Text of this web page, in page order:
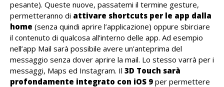
pesante). Queste nuove, passatemi il termine gesture,
permetteranno di attivare shortcuts per le app dalla
home (senza quindi aprire l’applicazione) oppure sbirciare
il contenuto di qualcosa all’interno delle app. Ad esempio
nell’app Mail sarà possibile avere un’anteprima del
messaggio senza dover aprire la mail. Lo stesso varrà per i
messaggi, Maps ed Instagram. Il 3D Touch sarà
profondamente integrato con iOS 9 per permettere